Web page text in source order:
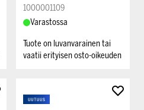
1000001109
Varastossa
Tuote on luvanvarainen tai
vaatii erityisen osto-oikeuden